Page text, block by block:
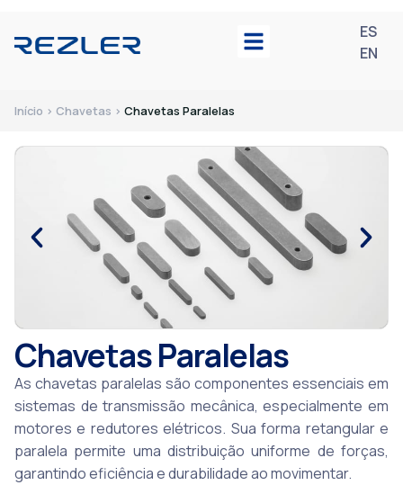
ES
EN
Início > Chavetas > Chavetas Paralelas
Chavetas Paralelas
As chavetas paralelas são componentes essenciais em
sistemas de transmissão mecânica, especialmente em
motores e redutores elétricos. Sua forma retangular e
paralela permite uma distribuição uniforme de forças,
garantindo eficiência e durabilidade ao movimentar.